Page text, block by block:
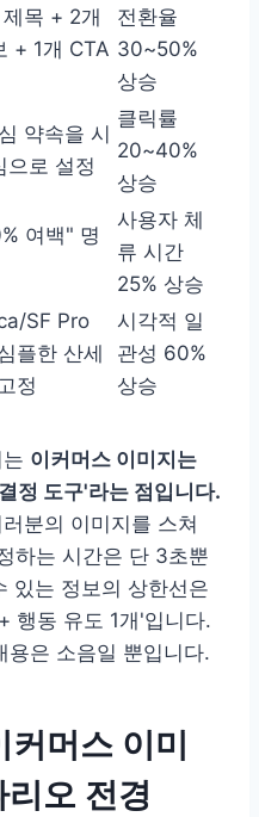
목 + 2개
+ 1개 CTA
전환율
30~50%
상승
약속을 시
으로 설정
클릭률
20~40%
상승
여백" 명
사용자 체
류 시간
25% 상승
SF Pro
플한 산세
정
시각적 일
관성 60%
상승
이커머스 이미지는
정 도구'라는 점입니다.
분의 이미지를 스쳐
하는 시간은 단 3초뿐
있는 정보의 상한선은
행동 유도 1개'입니다.
용은 소음일 뿐입니다.
머스 이미
오 전경